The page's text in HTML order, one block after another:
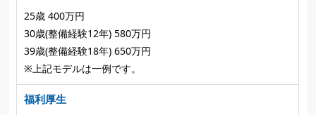
25歳 400万円
30歳(整備経験12年) 580万円
39歳(整備経験18年) 650万円
※上記モデルは一例です。
福利厚生